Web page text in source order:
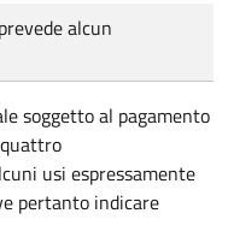
alcun
soggetto al pagamento
usi espressamente
pertanto indicare